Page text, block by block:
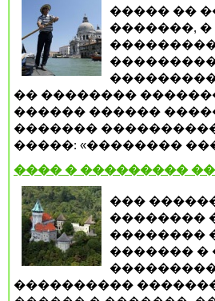
����� ��
�������,
�� ��������
������ ������
�������
�����: «��������
���� � ���������
���
��������
��������
������� �
����������